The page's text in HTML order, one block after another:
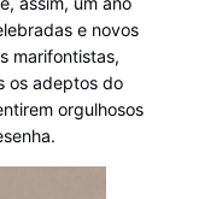
e novos
marifontistas,
os adeptos do
orgulhosos